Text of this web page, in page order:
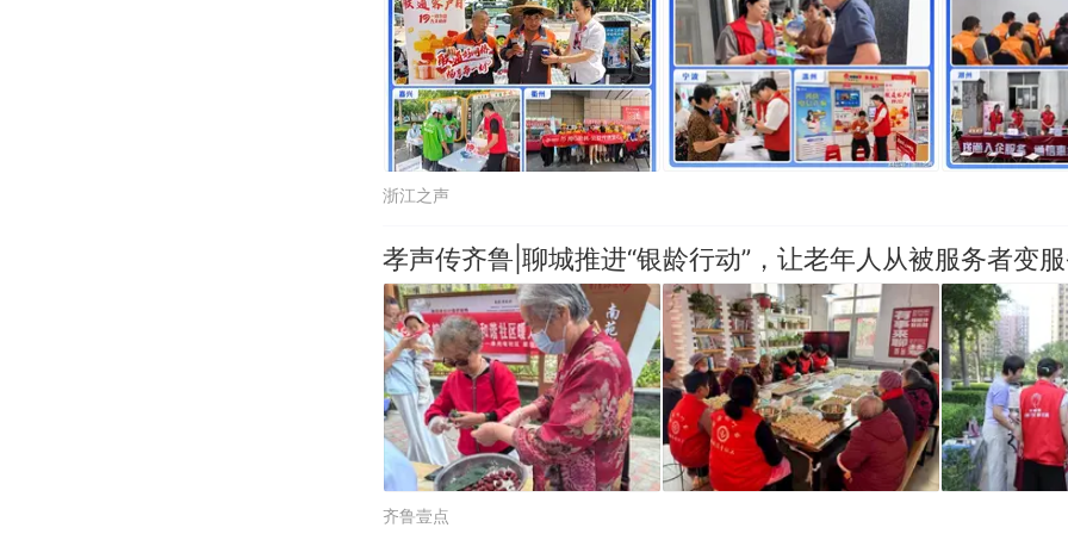
浙江之声
孝声传齐鲁|聊城推进“银龄行动”，让老年人从被服务者变
齐鲁壹点